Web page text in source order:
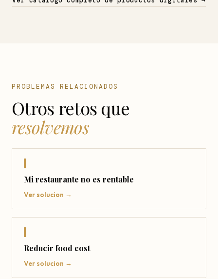
PROBLEMAS RELACIONADOS
Otros retos que
resolvemos
Mi restaurante no es rentable
Ver solucion →
Reducir food cost
Ver solucion →